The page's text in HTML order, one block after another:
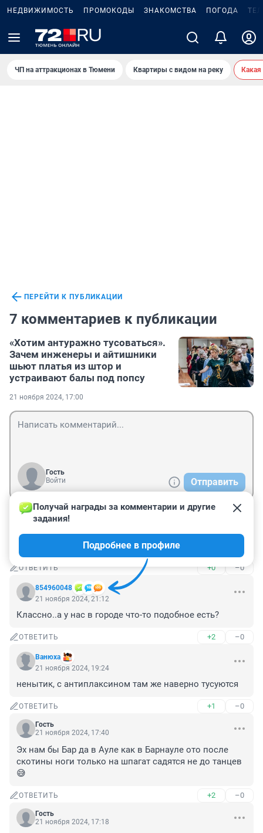
НЕДВИЖИМОСТЬ ПРОМОКОДЫ ЗНАКОМСТВА ПОГОДА
ЧП на аттракционах в Тюмени Квартиры с видом на реку
ПЕРЕЙТИ К ПУБЛИКАЦИИ
7 комментариев к публикации
«Хотим антуражно тусоваться».
Зачем инженеры и айтишники
шьют платья из штор и
устраивают балы под попсу
21 ноября 2024, 17:00
Гость
Войти
Отправить
Гость
планктон, картошку полоть да окучивать их всех
ОТВЕТИТЬ +0 –0
854960048
Получай награды за комментарии и другие
задания!
Подробнее в профиле
21 ноября 2024, 21:12
Классно..а у нас в городе что-то подобное есть?
ОТВЕТИТЬ +2 –0
Вaнюхa
21 ноября 2024, 19:24
ненытик, с антиплаксином там же наверно тусуются
ОТВЕТИТЬ +1 –0
Гость
21 ноября 2024, 17:40
Эх нам бы Бар да в Ауле как в Барнауле ото после
скотины ноги только на шпагат садятся не до танцев
😅
ОТВЕТИТЬ +2 –0
Гость
21 ноября 2024, 17:18